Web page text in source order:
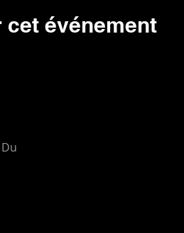
cet événement